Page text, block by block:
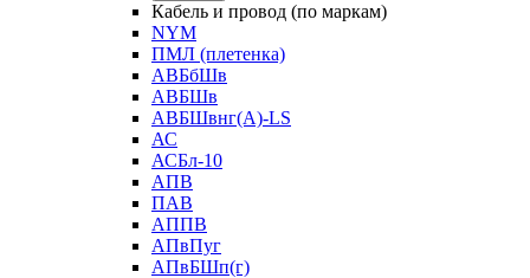
Кабель и провод (по маркам)
NYM
ПМЛ (плетенка)
АВБбШв
АВБШв
АВБШвнг(А)-LS
АС
АСБл-10
АПВ
ПАВ
АППВ
АПвПуг
АПвБШп(г)